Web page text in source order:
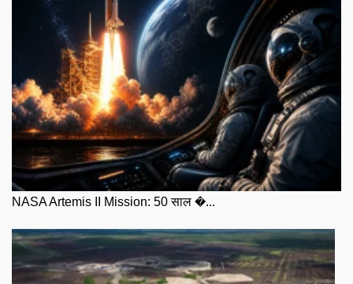
NASA Artemis II Mission: 50 साल �...